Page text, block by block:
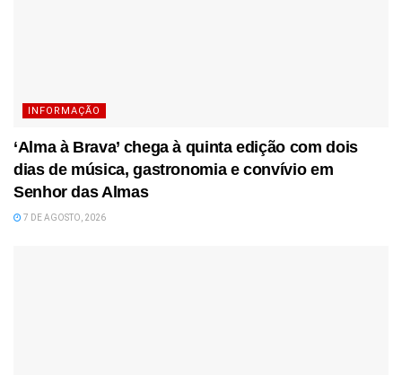
INFORMAÇÃO
‘Alma à Brava’ chega à quinta edição com dois
dias de música, gastronomia e convívio em
Senhor das Almas
7 DE AGOSTO, 2026